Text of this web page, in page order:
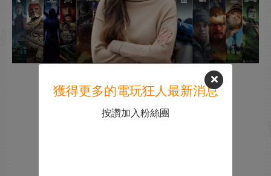
獲得更多的電玩狂人最新消息
按讚加入粉絲團